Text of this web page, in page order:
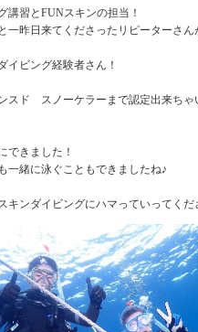
講習とFUNスキンの担当！
一昨日来てくださったリピーターさ
イビング経験者さん！
スド スノーケラーまで認定出来ちゃ
できました！
一緒に泳ぐこともできましたね♪
キンダイビングにハマっていってくだ